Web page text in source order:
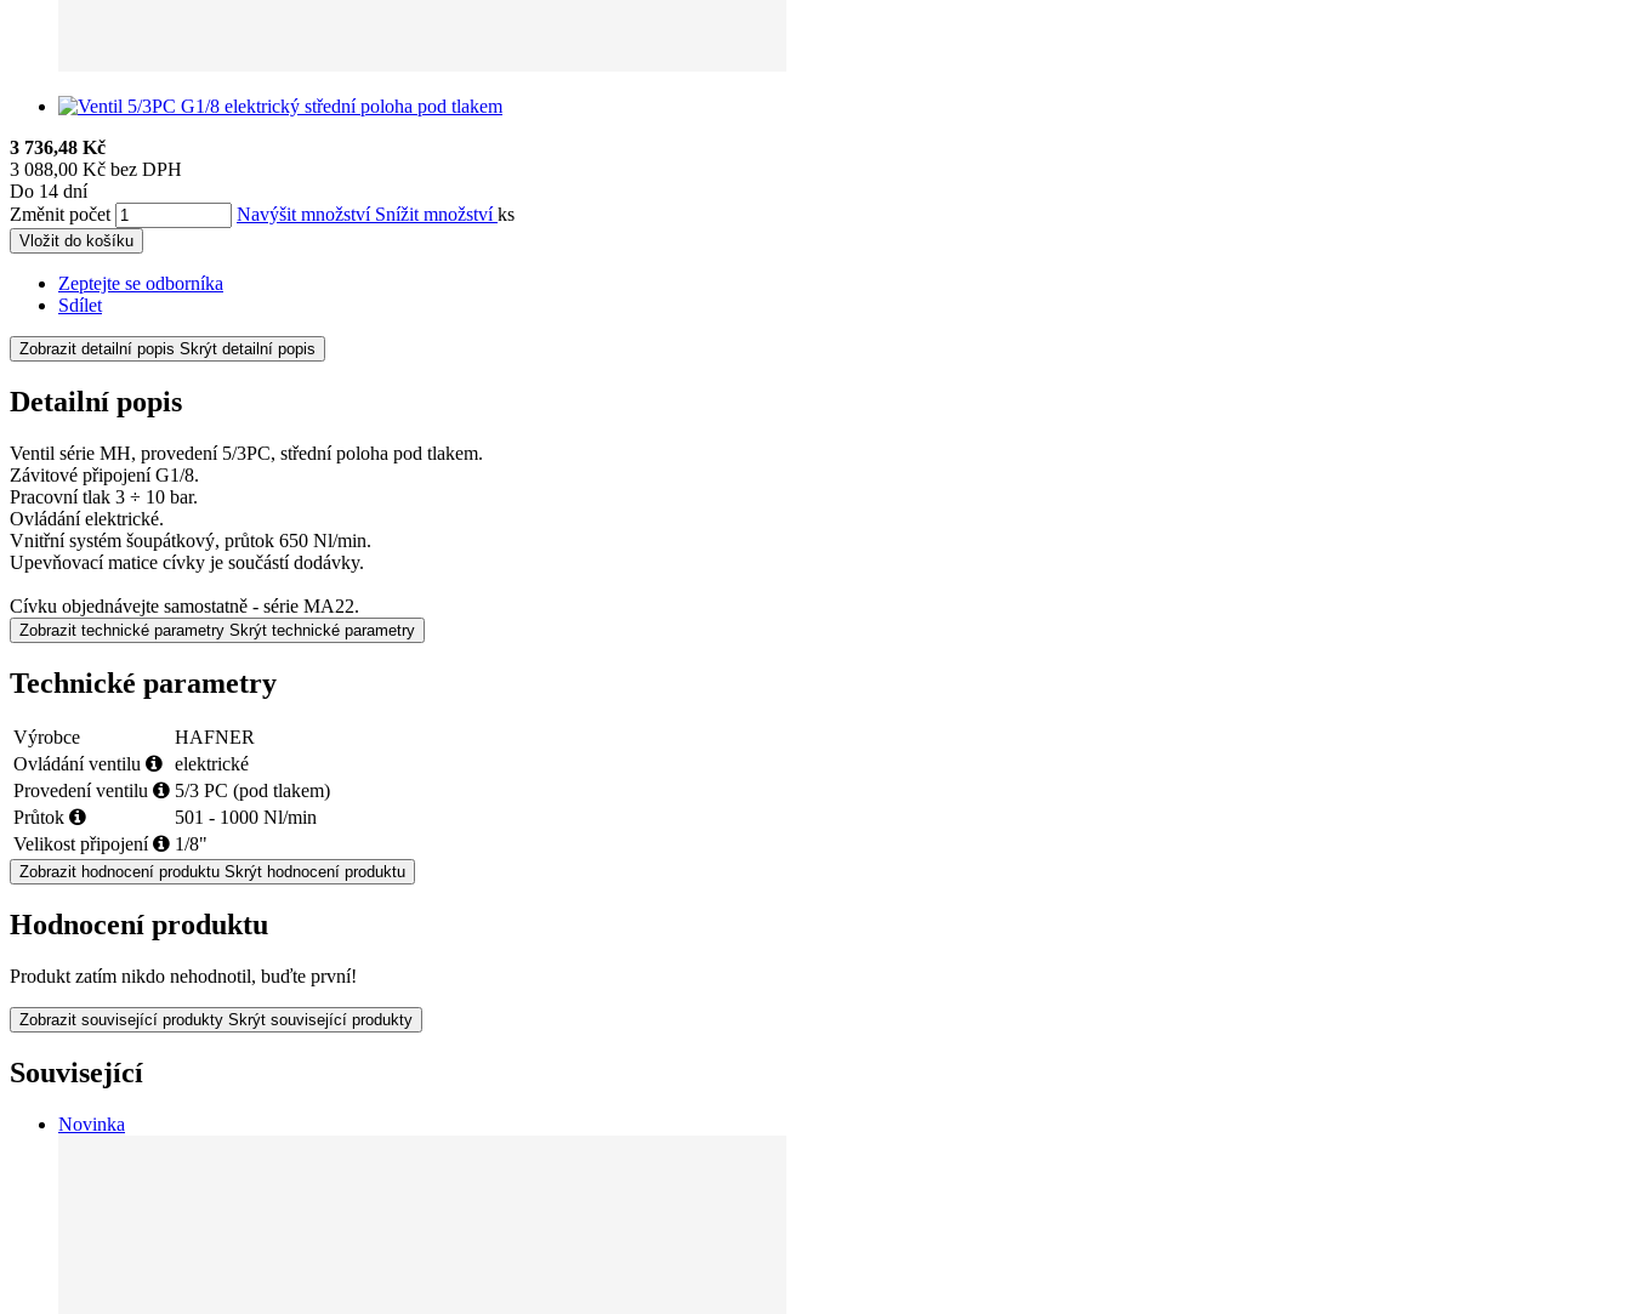
3 736,48 Kč
3 088,00 Kč bez DPH
Do 14 dní
Změnit počet
Navýšit množství Snížit množstvíks
Vložit do košíku
Zeptejte se odborníka
Sdílet
Zobrazit detailní popis Skrýt detailní popis
Detailní popis
Ventil série MH, provedení 5/3PC, střední poloha pod tlakem.
Závitové připojení G1/8.
Pracovní tlak 3 ÷ 10 bar.
Ovládání elektrické.
Vnitřní systém šoupátkový, průtok 650 Nl/min.
Upevňovací matice cívky je součástí dodávky.
Cívku objednávejte samostatně - série MA22.
Zobrazit technické parametry Skrýt technické parametry
Technické parametry
Výrobce
HAFNER
Ovládání ventilu
elektrické
Provedení ventilu
5/3 PC (pod tlakem)
Průtok
501 - 1000 Nl/min
Velikost připojení
1/8"
Zobrazit hodnocení produktu Skrýt hodnocení produktu
Hodnocení produktu
Produkt zatím nikdo nehodnotil, buďte první!
Zobrazit související produkty Skrýt související produkty
Související
Novinka